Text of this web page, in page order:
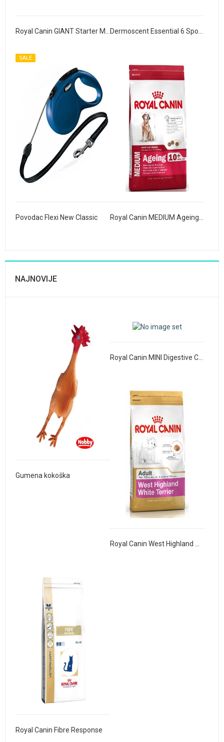
SALE
Povodac Flexi New Classic
NAJNOVIJE
Gumena kokoška
Royal Canin Fibre Response